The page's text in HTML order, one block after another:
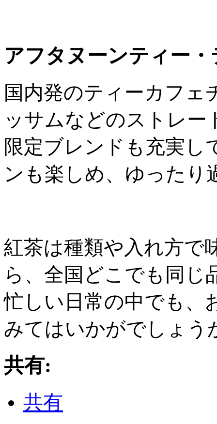
アフタヌーンティー
国内発のティーカフェ
ッサムなどのストレー
限定ブレンドも充実し
ンも楽しめ、ゆったり
紅茶は種類や入れ方で
ら、全国どこでも同じ
忙しい日常の中でも、
みてはいかがでしょう
共有:
共有